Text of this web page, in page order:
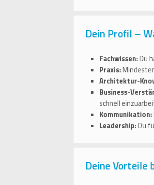
Dein Profil –
Fachwissen:Du
Praxis:
Architektur-
Business-
schnell
Kommunikation:
Leadership:Du
Deine Vorteile